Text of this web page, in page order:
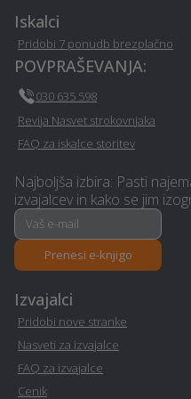
Prenova ali izgradnja
Najem mobilnega WC-ja -
Sentjur
Izvedba polnilnice za
električna vozila - Sentjur
Izolacija - Sentjur
Avto storitve in oprema -
Sentjur
Interier / notranje
oblikovanje - Sentjur
Iskalci
Pridobi 7 ponudb brezplačno
POVPRAŠEVANJA:
030 635 598
Revija Nasvet strokovnjaka
FAQ za iskalce storitev
Najboljša izbira: Pasti
izvajalcev in kako se jim
Prenesi e-knjigo
Izvajalci
Pridobi nove stranke
Nasveti za izvajalce
FAQ za izvajalce
Cenik